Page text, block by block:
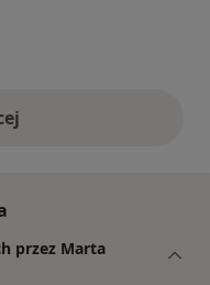
powyżej
przez Marta